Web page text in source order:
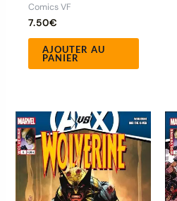
Comics VF
7.50€
AJOUTER AU
PANIER